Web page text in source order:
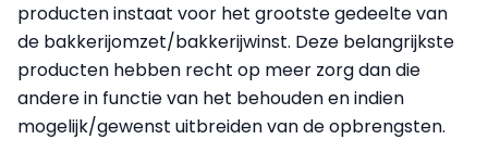
producten instaat voor het grootste gedeelte van
de bakkerijomzet/bakkerijwinst. Deze belangrijkste
producten hebben recht op meer zorg dan die
andere in functie van het behouden en indien
mogelijk/gewenst uitbreiden van de opbrengsten.